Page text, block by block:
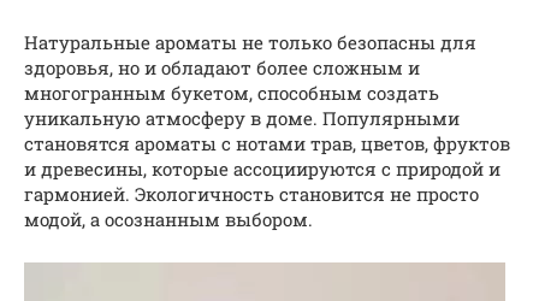
Натуральные ароматы не только безопасны для
здоровья, но и обладают более сложным и
многогранным букетом, способным создать
уникальную атмосферу в доме. Популярными
становятся ароматы с нотами трав, цветов, фруктов
и древесины, которые ассоциируются с природой и
гармонией. Экологичность становится не просто
модой, а осознанным выбором.